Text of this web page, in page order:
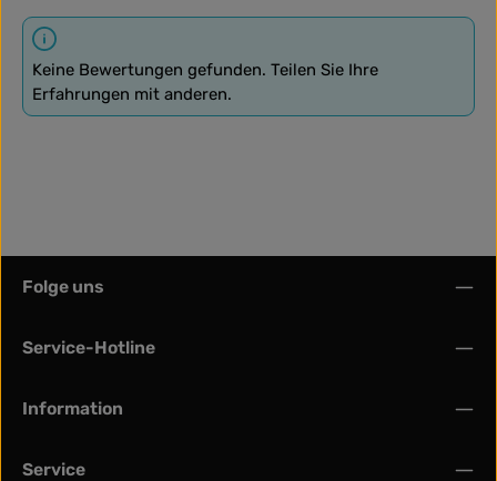
Keine Bewertungen gefunden. Teilen Sie Ihre
Erfahrungen mit anderen.
Folge uns
Service-Hotline
Information
Service